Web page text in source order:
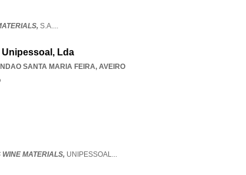
S.A....
Unipessoal, Lda
SANTA MARIA FEIRA, AVEIRO
MATERIALS, UNIPESSOAL...